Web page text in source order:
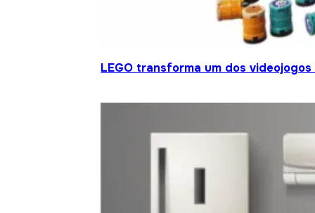
LEGO transforma um dos